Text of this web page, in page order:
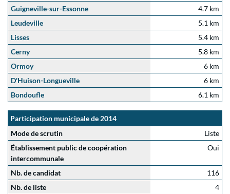
Guigneville-sur-Essonne
4.7 km
Leudeville
5.1 km
Lisses
5.4 km
Cerny
5.8 km
Ormoy
6 km
D'Huison-Longueville
6 km
Bondoufle
6.1 km
Participation municipale de 2014
Mode de scrutin
Liste
Établissement public de coopération
intercommunale
Oui
Nb. de candidat
116
Nb. de liste
4